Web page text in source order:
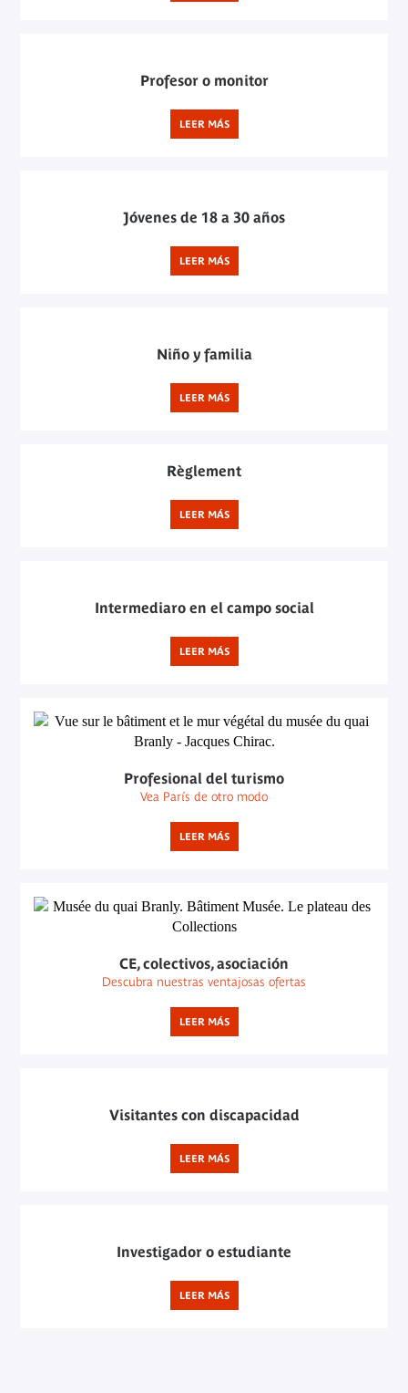
Profesor o monitor
LEER MÁS
Jóvenes de 18 a 30 años
LEER MÁS
Niño y familia
LEER MÁS
Règlement
LEER MÁS
Intermediaro en el campo social
LEER MÁS
Profesional del turismo
Vea París de otro modo
LEER MÁS
CE, colectivos, asociación
Descubra nuestras ventajosas ofertas
LEER MÁS
Visitantes con discapacidad
LEER MÁS
Investigador o estudiante
LEER MÁS